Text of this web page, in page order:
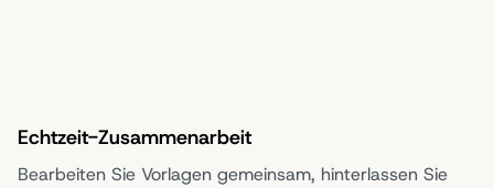
Echtzeit-Zusammenarbeit
Bearbeiten Sie Vorlagen gemeinsam, hinterlassen Sie